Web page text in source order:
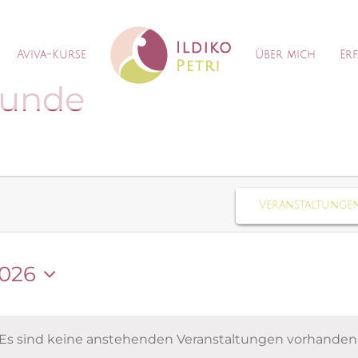
Aviva-Kurse Über mich
Es sind keine anstehenden Veranstaltungen